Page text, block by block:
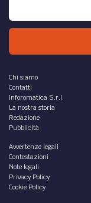
Chi siamo
Contatti
Inforomatica S.r.l.
La nostra storia
Redazione
Pubblicità
Avvertenze legali
Contestazioni
Note legali
Privacy Policy
Cookie Policy